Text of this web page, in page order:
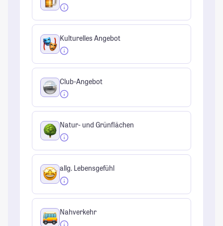
Kulturelles Angebot
Club-Angebot
Natur- und Grünflächen
allg. Lebensgefühl
Nahverkehr